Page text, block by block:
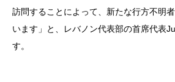
訪問することによって、新たな行方不明
います」と、レバノン代表部の首席代表
す。